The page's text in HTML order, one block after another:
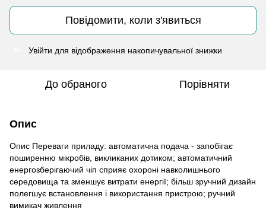
Повідомити, коли з'явиться
Увійти для відображення накопичувальної знижки
До обраного Порівняти
Опис
Опис Переваги приладу: автоматична подача - запобігає
поширенню мікробів, викликаних дотиком; автоматичний
енергозберігаючий чіп сприяє охороні навколишнього
середовища та зменшує витрати енергії; більш зручний дизайн
полегшує встановлення і використання пристрою; ручний
вимикач живлення